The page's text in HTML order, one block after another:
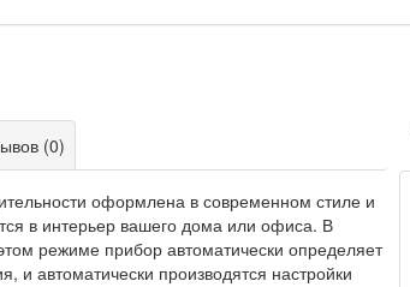
(0)
оформлена в современном стиле и
в интерьер вашего дома или офиса. В
режиме прибор автоматически определяет
и автоматически производятся настройки